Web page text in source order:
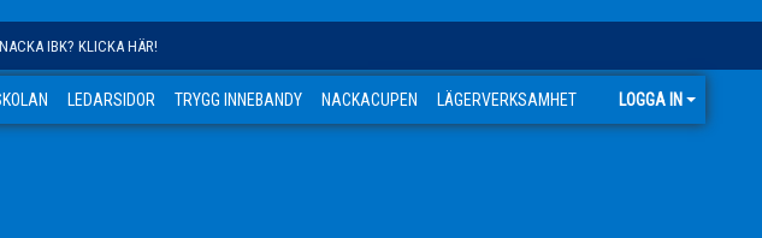
IBK? KLICKA HÄR!
LEDARSIDOR TRYGG INNEBANDY NACKACUPEN LÄGERVERKSAMHET LOGGA IN